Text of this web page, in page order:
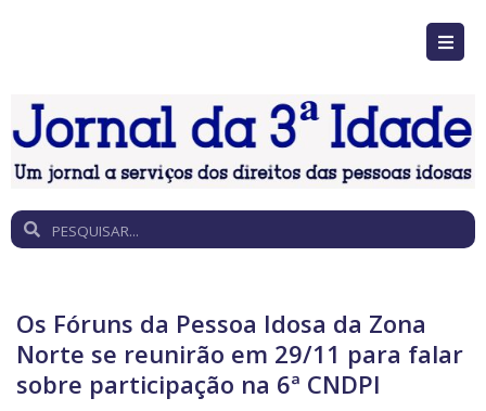
Os Fóruns da Pessoa Idosa da Zona
Norte se reunirão em 29/11 para falar
sobre participação na 6ª CNDPI